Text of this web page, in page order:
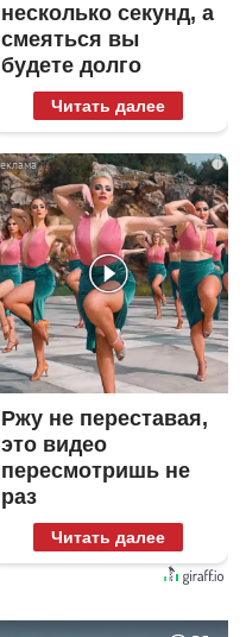
несколько секунд, а
смеяться вы
будете долго
Читать далее
i
Ржу не переставая,
это видео
пересмотришь не
раз
Читать далее